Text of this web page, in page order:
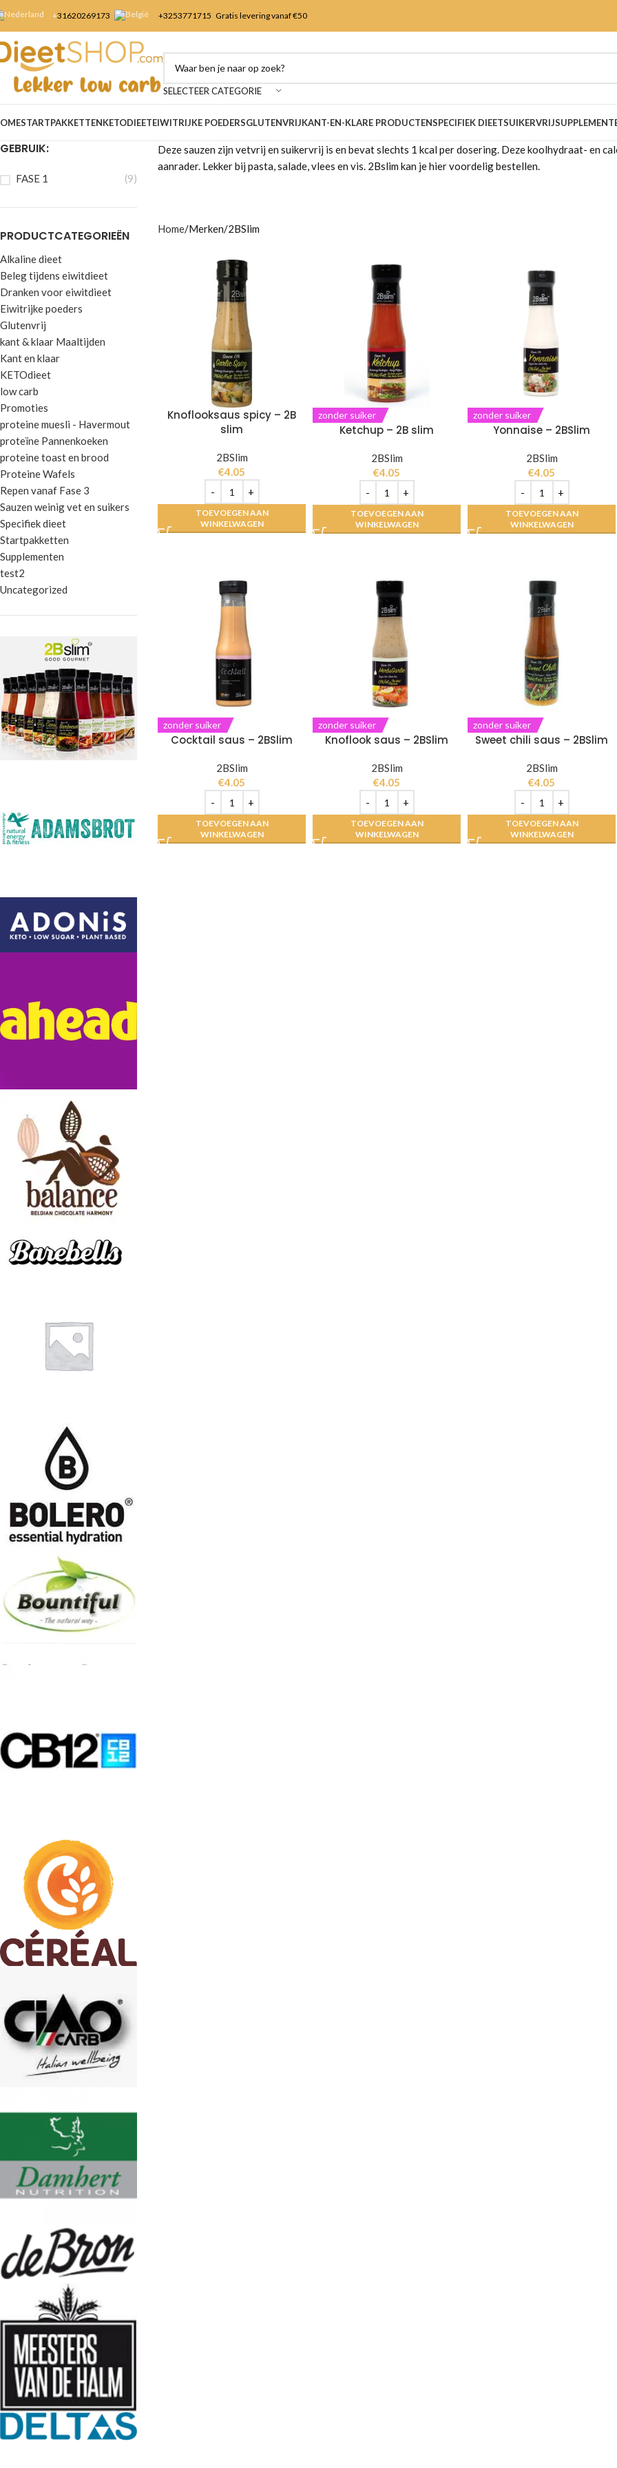
+31620269173 +3253771715 Gratis levering vanaf €50
SELECTEER CATEGORIE
STARTPAKKETTENKETODIEETEIWITRIJKE POEDERSGLUTENVRIJKANT-EN-KLARE PRODUCTENSPECIFIEK DIEETSUIKERVRIJ
GEBRUIK:
FASE 1 (9)
PRODUCTCATEGORIEËN
Alkaline dieet
Beleg tijdens eiwitdieet
Dranken voor eiwitdieet
Eiwitrijke poeders
Glutenvrij
kant & klaar Maaltijden
Kant en klaar
KETOdieet
low carb
Promoties
proteine muesli - Havermout
proteïne Pannenkoeken
proteine toast en brood
Proteine Wafels
Repen vanaf Fase 3
Sauzen weinig vet en suikers
Specifiek dieet
Startpakketten
Supplementen
test2
Uncategorized
Deze sauzen zijn vetvrij en suikervrij is en bevat slechts 1 kcal per dosering. Deze koolhydraat- en
aanrader. Lekker bij pasta, salade, vlees en vis. 2Bslim kan je hier voordelig bestellen.
Home Merken 2BSlim
Knoflooksaus spicy – 2B
slim
2BSlim
€4.05
TOEVOEGEN AAN
WINKELWAGEN
zonder suiker
Ketchup – 2B slim
2BSlim
€4.05
TOEVOEGEN AAN
WINKELWAGEN
zonder suiker
Yonnaise – 2BSlim
2BSlim
€4.05
TOEVOEGEN AAN
WINKELWAGEN
zonder suiker
Cocktail saus – 2BSlim
2BSlim
€4.05
TOEVOEGEN AAN
WINKELWAGEN
zonder suiker
Knoflook saus – 2BSlim
2BSlim
€4.05
TOEVOEGEN AAN
WINKELWAGEN
zonder suiker
Sweet chili saus – 2BSlim
2BSlim
€4.05
TOEVOEGEN AAN
WINKELWAGEN